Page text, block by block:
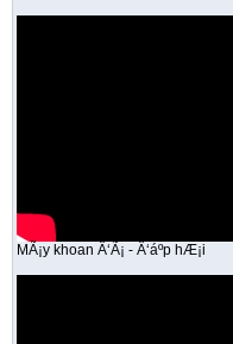
MÃ¡y khoan Ä‘Ã¡ - Ä‘áº­p hÆ¡i